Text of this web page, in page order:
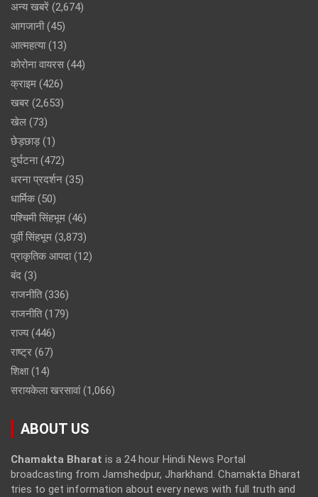
अन्य खबरें (2,674)
आगजानी(45)
आत्महत्या(13)
कोरोना वायरस (44)
क्राइम (426)
खबर (2,653)
खेल (73)
छेड़छाड़(1)
दुर्घटना(472)
धरना प्रदर्शन (35)
धार्मिक(50)
पश्चिमी सिंहभूम (46)
पूर्वी सिंहभूम (3,873)
प्राकृतिक आपदा(12)
बंद (3)
राजनीति(336)
राजनीति(179)
राज्य(446)
राष्ट्र (67)
शिक्षा(14)
सरायकेला खरसावां(1,066)
ABOUT US
Chamakta Bharat is a 24 hour Hindi News Portal
broadcasting from Jamshedpur, Jharkhand. Chamakta Bharat
tries to get information about every news with full truth and